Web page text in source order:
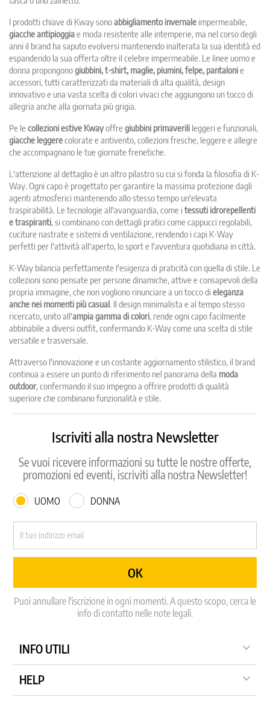
I prodotti chiave di Kway sonoabbigliamento invernale impermeabile,
giacche antipioggiae moda resistente alle intemperie, ma nel corso degli
anni il brand ha saputo evolversi mantenendo inalterata la sua identità ed
espandendo la sua offerta oltre il celebre impermeabile. Le linee uomo e
donna propongonogiubbini, t-shirt, maglie, piumini, felpe, pantalonie
accessori, tutti caratterizzati da materiali di alta qualità, design
innovativo e una vasta scelta di colori vivaci che aggiungono un tocco di
allegria anche alla giornata più grigia.
Pe le collezioni estive Kwayoffre giubbini primaverili leggeri e funzionali,
giacche leggerecolorate e antivento, collezioni fresche, leggere e allegre
che accompagnano le tue giornate frenetiche.
L'attenzione al dettaglio è un altro pilastro su cui si fonda la filosofia di K-
Way. Ogni capo è progettato per garantire la massima protezione dagli
agenti atmosferici mantenendo allo stesso tempo un'elevata
traspirabilità. Le tecnologie all'avanguardia, come i tessuti idrorepellenti
e traspiranti, si combinano con dettagli pratici come cappucci regolabili,
cuciture nastrate e sistemi di ventilazione, rendendo i capi K-Way
perfetti per l'attività all'aperto, lo sport e l'avventura quotidiana in città.
K-Way bilancia perfettamente l'esigenza di praticità con quella di stile. Le
collezioni sono pensate per persone dinamiche, attive e consapevoli della
propria immagine, che non vogliono rinunciare a un tocco di eleganza
anche nei momenti più casual. Il design minimalista e al tempo stesso
ricercato, unito all'ampia gamma di colori, rende ogni capo facilmente
abbinabile a diversi outfit, confermando K-Way come una scelta di stile
versatile e trasversale.
Attraverso l'innovazione e un costante aggiornamento stilistico, il brand
continua a essere un punto di riferimento nel panorama della moda
outdoor, confermando il suo impegno a offrire prodotti di qualità
superiore che combinano funzionalità e stile.
Iscriviti alla nostra Newsletter
Se vuoi ricevere informazioni su tutte le nostre offerte,
promozioni ed eventi, iscriviti alla nostra Newsletter!
UOMO DONNA
Puoi annullare l'iscrizione in ogni momenti. A questo scopo, cerca le
info di contatto nelle note legali.
INFO UTILI 
HELP 